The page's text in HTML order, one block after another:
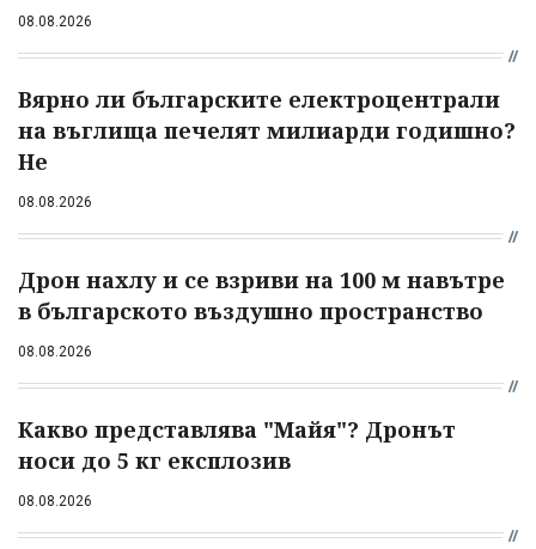
08.08.2026
Вярно ли българските електроцентрали
на въглища печелят милиарди годишно?
Не
08.08.2026
Дрон нахлу и се взриви на 100 м навътре
в българското въздушно пространство
08.08.2026
Какво представлява "Майя"? Дронът
носи до 5 кг експлозив
08.08.2026